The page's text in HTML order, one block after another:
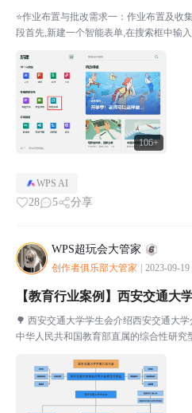
106+
⭐作业布置与批改需求一：作业布置及收
段首先,新建一个智能表单,在搜索框中输
传”新增模块。将学号模块设置为必填项,格
WPS AI
28 5 分享
WPS超玩会大管家
创作者俱乐部大管家 2023-09-19
【教育行业案例】西安交通大
🌳 西安交通大学学生会介绍西安交通大
中华人民共和国教育部直属的综合性研究
（C9） 、丝绸之路大学联盟成员高...